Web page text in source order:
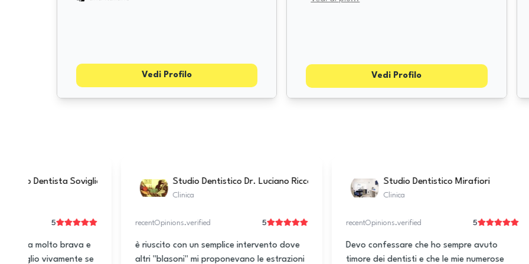
Vedi Profilo Vedi Profilo
Studio Dentistico Capello Dr. Roberto
recentOpinions.verified 5
ottimi dentisti sia umanamente che
professionalmente. hanno in cura i miei
Studio Dentistico D’Abramo
recentOpinions.verified 5
Ho scelto lo Studio Dentistico D’abramo a
Livorno su consiglio di un’amica per
Ho trovato nel
professionista